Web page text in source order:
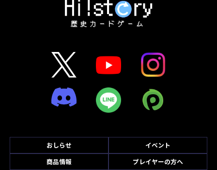
おしらせ
イベント
商品情報
プレイヤーの方へ